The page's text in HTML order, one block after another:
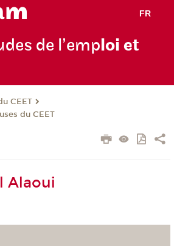
FR
de l’emploi et
CEET
du CEET
Alaoui